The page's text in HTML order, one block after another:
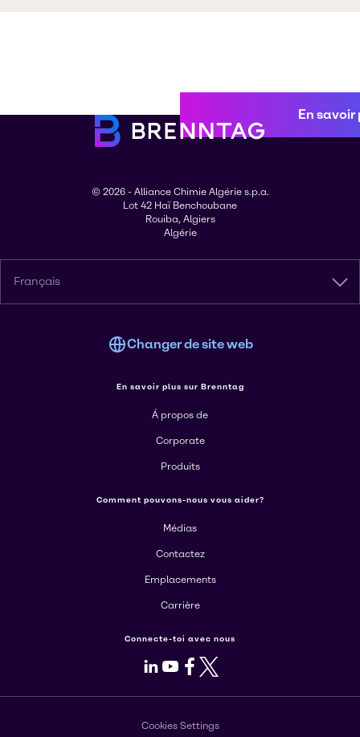
En savoir
© 2026 - Alliance Chimie Algérie s.p.a.
Lot 42 Haï Benchoubane
Rouiba, Algiers
Algérie
Français
Changer de site web
En savoir plus sur Brenntag
Á propos de
Corporate
Produits
Comment pouvons-nous vous aider?
Médias
Contactez
Emplacements
Carrière
Connecte-toi avec nous
LinkedIn
Youtube
Facebook
X
Cookies Settings